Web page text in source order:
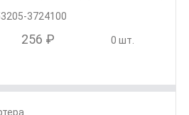
3724100
256 ₽ 0 шт.